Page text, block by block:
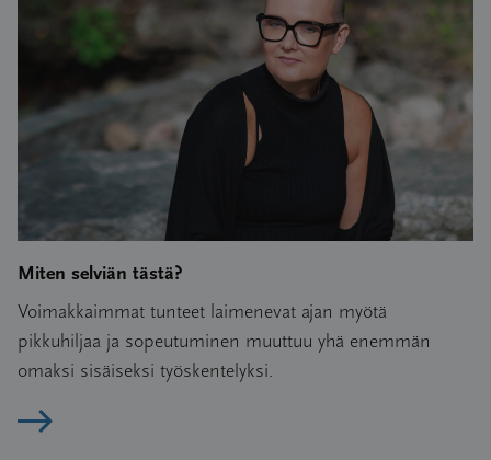
Miten selviän tästä?
Voimakkaimmat tunteet laimenevat ajan myötä
pikkuhiljaa ja sopeutuminen muuttuu yhä enemmän
omaksi sisäiseksi työskentelyksi.
Lue artikkeli